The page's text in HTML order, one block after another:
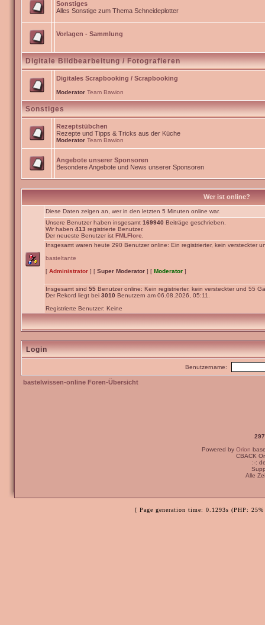
Sonstiges
Alles Sonstige zum Thema Schneideplotter
Vorlagen - Sammlung
Digitale Bildbearbeitung / Fotografieren
Digitales Scrapbooking / Scrapbooking
Moderator Team Bawion
Sonstiges
Rezeptstübchen
Rezepte und Tipps & Tricks aus der Küche
Moderator Team Bawion
Angebote unserer Sponsoren
Besondere Angebote und News unserer Sponsoren
Wer ist online?
Diese Daten zeigen an, wer in den letzten 5 Minuten online war.
Unsere Benutzer haben insgesamt 169940 Beiträge geschrieben.
Wir haben 413 registrierte Benutzer.
Der neueste Benutzer ist FMLFlore
Insgesamt waren heute 290 Benutzer online: Ein registrierter, kein versteckter
basteltante
[ Administrator ] [ Super Moderator ] [ Moderator ]
Insgesamt sind 55 Benutzer online: Kein registrierter, kein versteckter und 55
Der Rekord liegt bei 3010 Benutzern am 06.08.2026, 05:11.
Registrierte Benutzer: Keine
Login
Benutzername:
bastelwissen-online Foren-Übersicht
Powered by Orion
CBACK
:-:
Alle
[ Page generation time: 0.1293s (PHP: